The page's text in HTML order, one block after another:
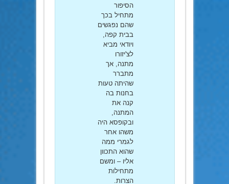
הסיפור
מתחיל בכך
שהם נפגשים
בבית קפה,
ויודאי מביא
לצ'יזורו
מתנה, אך
מתברר
שהיתה טעות
בחנות בה
קנה את
המתנה,
ובקופסא היה
משהו אחר
לגמרי ממה
שהוא התכוון
אליו – ומשם
מתחילות
הצרות.